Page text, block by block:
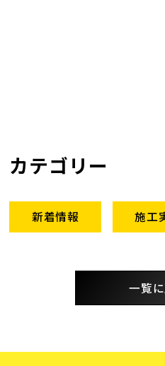
カテゴリー
新着情報 施工
一覧